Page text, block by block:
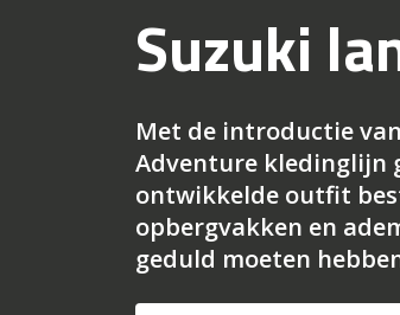
Suzuki
Met de introductie
Adventure kledinglijn
ontwikkelde outfit
opbergvakken en
geduld moeten